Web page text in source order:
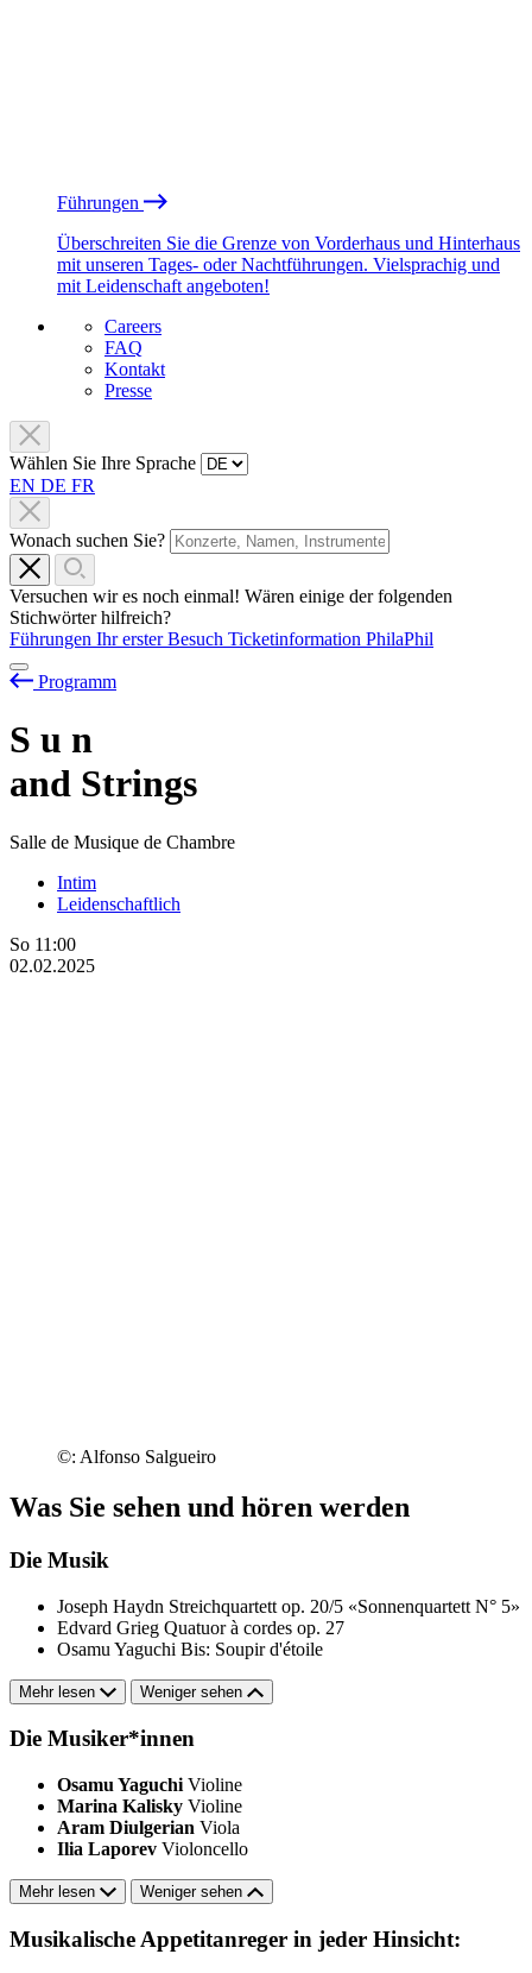
Führungen
Überschreiten Sie die Grenze von Vorderhaus und Hinterhaus
mit unseren Tages- oder Nachtführungen. Vielsprachig und
mit Leidenschaft angeboten!
Careers
FAQ
Kontakt
Presse
Wählen Sie Ihre Sprache
EN DE FR
Wonach suchen Sie?
Versuchen wir es noch einmal! Wären einige der folgenden
Stichwörter hilfreich?
Führungen Ihr erster Besuch Ticketinformation PhilaPhil
Programm
S u n
and Strings
Salle de Musique de Chambre
Intim
Leidenschaftlich
So 11:00
02.02.2025
©: Alfonso Salgueiro
Was Sie sehen und hören werden
Die Musik
Joseph Haydn Streichquartett op. 20/5 «Sonnenquartett N° 5»
Edvard Grieg Quatuor à cordes op. 27
Osamu Yaguchi Bis: Soupir d'étoile
Mehr lesen Weniger sehen
Die Musiker*innen
Osamu Yaguchi Violine
Marina Kalisky Violine
Aram Diulgerian Viola
Ilia Laporev Violoncello
Mehr lesen Weniger sehen
Musikalische Appetitanreger in jeder Hinsicht: